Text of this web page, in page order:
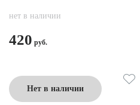
нет в наличии
420
Нет в наличии